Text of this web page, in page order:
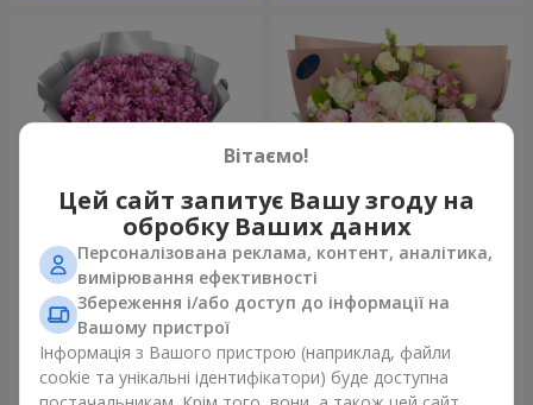
Букет "Твої хризантеми"
1 646 грн
Замовити
Букет "Пана Кота"
Замовити
Вітаємо!
Цей сайт запитує Вашу згоду на
обробку Ваших даних
Персоналізована реклама, контент, аналітика,
вимірювання ефективності
Збереження і/або доступ до інформації на
Вашому пристрої
Інформація з Вашого пристрою (наприклад, файли
cookie та унікальні ідентифікатори) буде доступна